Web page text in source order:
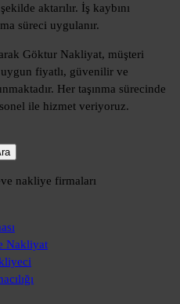
aktarılır. İş kaybını
süreci uygulanır.
Göktur Nakliyat, müşteri
fiyatlı, güvenilir ve
Her taşınma sürecinde
ile hizmet veriyoruz.
Nakliyat